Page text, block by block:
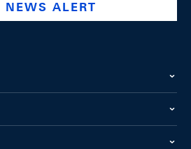
NEWS ALERT